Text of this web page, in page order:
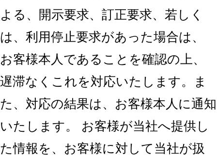
よる、開示要求、訂正要求、若しく
は、利用停止要求があった場合は、
お客様本人であることを確認の上、
遅滞なくこれを対応いたします。ま
た、対応の結果は、お客様本人に通知
いたします。 お客様が当社へ提供し
た情報を、お客様に対して当社が扱